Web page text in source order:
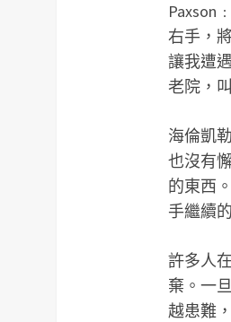
右手，
讓我遭
老院，
海倫凱
也沒有
的東西
手繼續
許多人
棄。一
越患難